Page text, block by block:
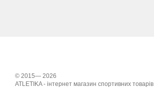
© 2015— 2026
ATLETIKA - інтернет магазин спортивних товарів